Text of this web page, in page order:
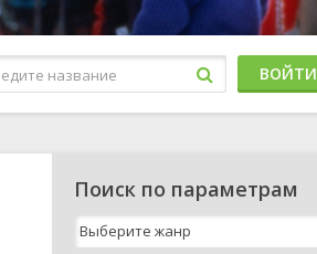
ВОЙТИ
Поиск по параметрам